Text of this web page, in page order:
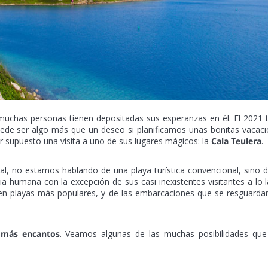
personas tienen depositadas sus esperanzas en él. El 2021
ser algo más que un deseo si planificamos unas bonitas
una visita a uno de sus lugares mágicos: la Cala Teulera.
no estamos hablando de una playa turística convencional, sino
humana con la excepción de sus casi inexistentes visitantes a lo
playas más populares, y de las embarcaciones que se
encantos. Veamos algunas de las muchas posibilidades